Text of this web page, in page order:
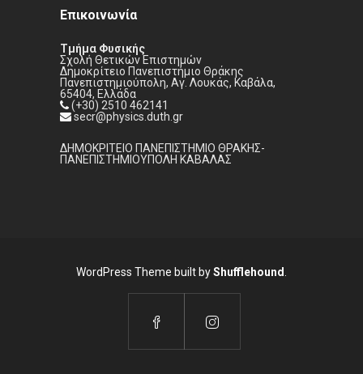
Επικοινωνία
Τμήμα Φυσικής
Σχολή Θετικών Επιστημών
Δημοκρίτειο Πανεπιστήμιο Θράκης
Πανεπιστημιούπολη, Αγ. Λουκάς, Καβάλα,
65404, Ελλάδα
(+30) 2510 462141
secr@physics.duth.gr
ΔΗΜΟΚΡΙΤΕΙΟ ΠΑΝΕΠΙΣΤΗΜΙΟ ΘΡΑΚΗΣ-
ΠΑΝΕΠΙΣΤΗΜΙΟΥΠΟΛΗ ΚΑΒΑΛΑΣ
WordPress Theme built byShufflehound